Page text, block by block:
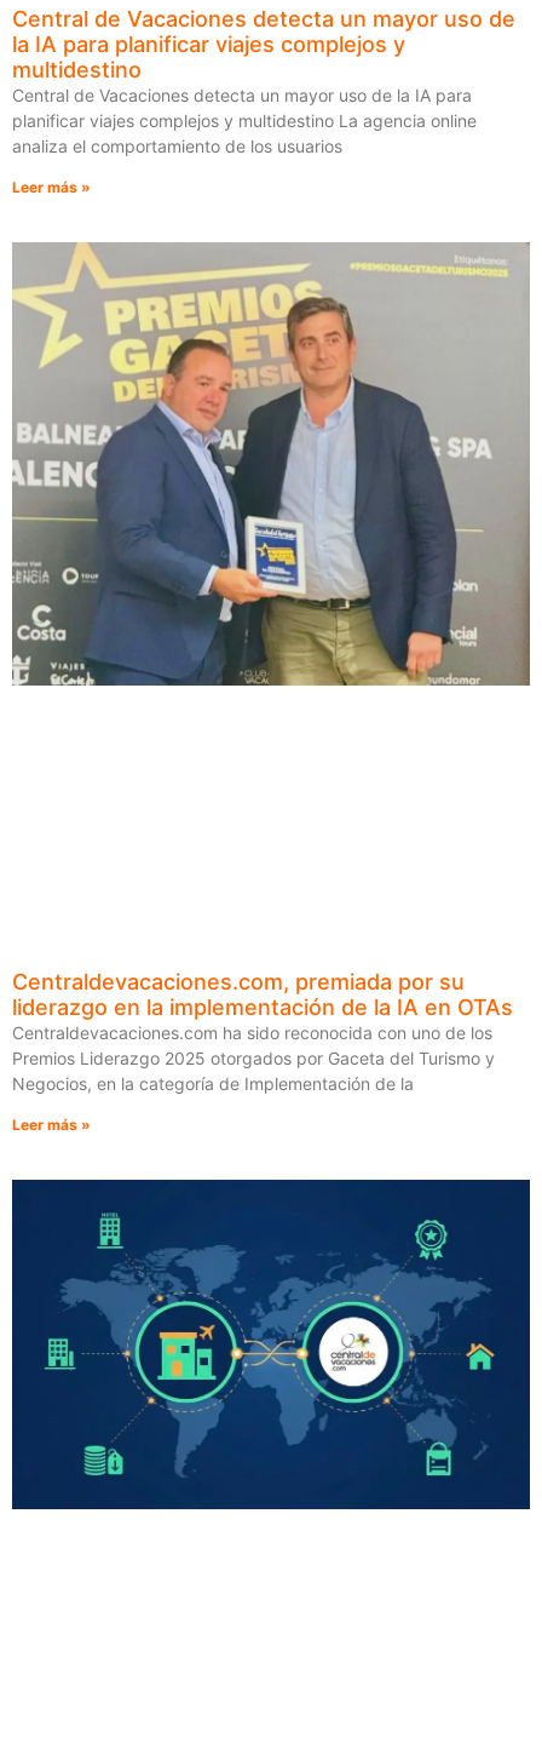
Central de Vacaciones detecta un mayor uso de
la IA para planificar viajes complejos y
multidestino
Central de Vacaciones detecta un mayor uso de la IA para
planificar viajes complejos y multidestino La agencia online
analiza el comportamiento de los usuarios
Leer más »
Centraldevacaciones.com, premiada por su
liderazgo en la implementación de la IA en OTAs
Centraldevacaciones.com ha sido reconocida con uno de los
Premios Liderazgo 2025 otorgados por Gaceta del Turismo y
Negocios, en la categoría de Implementación de la
Leer más »